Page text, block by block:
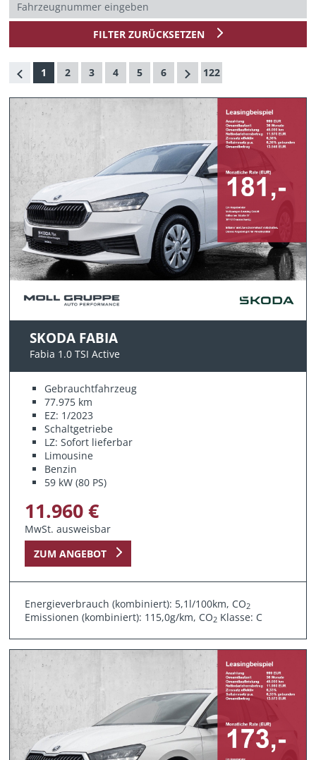
FILTER ZURÜCKSETZEN
1 2 3 4 5 6 122
SKODA FABIA
Fabia 1.0 TSI Active
Gebrauchtfahrzeug
77.975 km
EZ: 1/2023
Schaltgetriebe
LZ: Sofort lieferbar
Limousine
Benzin
59 kW (80 PS)
11.960 €
MwSt. ausweisbar
ZUM ANGEBOT
Energieverbrauch (kombiniert): 5,1l/100km, CO2
Emissionen (kombiniert): 115,0g/km, CO2 Klasse: C